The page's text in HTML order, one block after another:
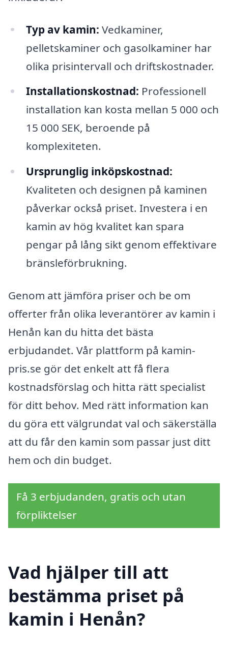
Typ av kamin: Vedkaminer,
pelletskaminer och gasolkaminer har
olika prisintervall och driftskostnader.
Installationskostnad: Professionell
installation kan kosta mellan 5 000 och
15 000 SEK, beroende på
komplexiteten.
Ursprunglig inköpskostnad:
Kvaliteten och designen på kaminen
påverkar också priset. Investera i en
kamin av hög kvalitet kan spara
pengar på lång sikt genom effektivare
bränsleförbrukning.
Genom att jämföra priser och be om
offerter från olika leverantörer av kamin i
Henån kan du hitta det bästa
erbjudandet. Vår plattform på kamin-
pris.se gör det enkelt att få flera
kostnadsförslag och hitta rätt specialist
för ditt behov. Med rätt information kan
du göra ett välgrundat val och säkerställa
att du får den kamin som passar just ditt
hem och din budget.
Få 3 erbjudanden, gratis och utan
förpliktelser
Vad hjälper till att
bestämma priset på
kamin i Henån?